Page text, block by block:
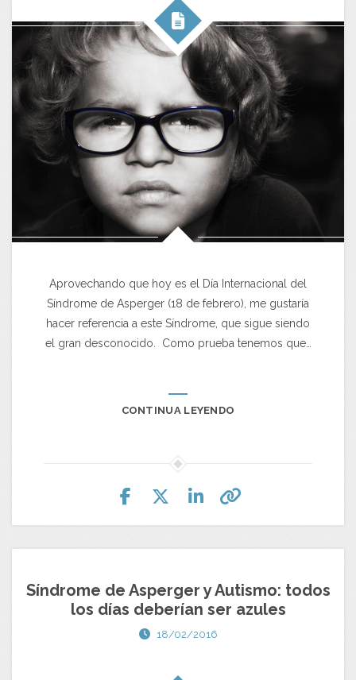
Aprovechando que hoy es el Día Internacional del
Síndrome de Asperger (18 de febrero), me gustaría
hacer referencia a este Síndrome, que sigue siendo
el gran desconocido. Como prueba tenemos que…
CONTINUA LEYENDO
Síndrome de Asperger y Autismo: todos
los días deberían ser azules
18/02/2016